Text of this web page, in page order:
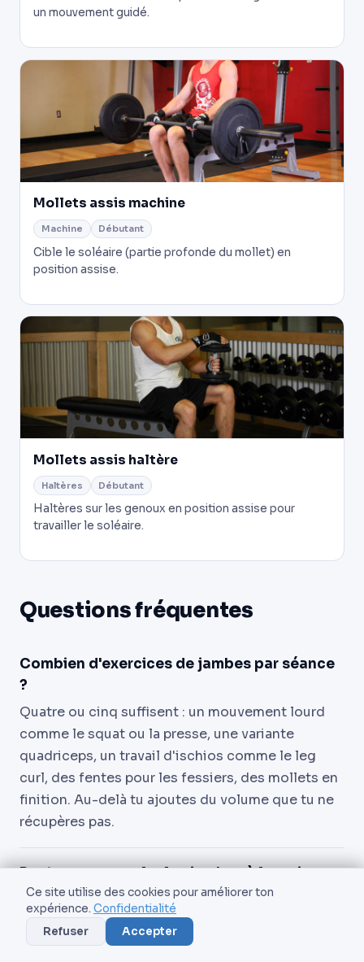
un mouvement guidé.
Mollets assis machine
Machine Débutant
Cible le soléaire (partie profonde du mollet) en
position assise.
Mollets assis haltère
Haltères Débutant
Haltères sur les genoux en position assise pour
travailler le soléaire.
Questions fréquentes
Combien d'exercices de jambes par séance
?
Quatre ou cinq suffisent : un mouvement lourd
comme le squat ou la presse, une variante
quadriceps, un travail d'ischios comme le leg
curl, des fentes pour les fessiers, des mollets en
finition. Au-delà tu ajoutes du volume que tu ne
récupères pas.
Peut-on se muscler les jambes à la maison
sans matériel ?
Oui. Squat goblet avec un sac à dos lesté, fentes
poids du corps, squat bulgare un pied sur une
Ce site utilise des cookies pour améliorer ton
expérience. Confidentialité
Refuser
Accepter